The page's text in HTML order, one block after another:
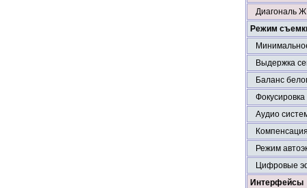
Диагональ
Режим
Выдержка
Баланс
Фокусировка
Аудио
Режим
Цифровые
Интерфейсы